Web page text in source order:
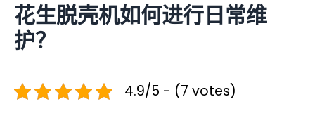
花生脱壳机如何进行日常维
护？
4.9/5 - (7 votes)